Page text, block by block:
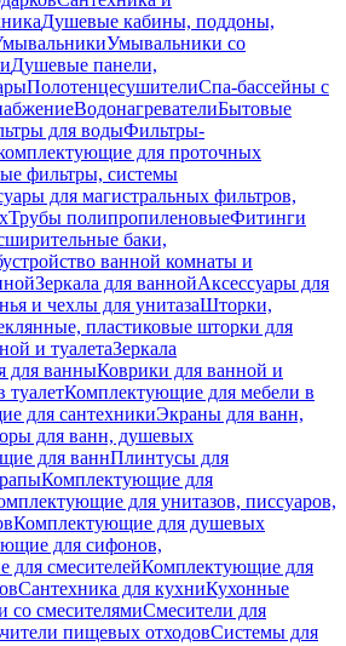
Душевые кабины, поддоны,
Умывальники со
Душевые панели,
ПолотенцесушителиСпа-бассейны с
ВодонагревателиБытовые
для водыФильтры-
для проточных
фильтры, системы
для магистральных фильтров,
Трубы полипропиленовыеФитинги
баки,
ванной комнаты и
Зеркала для ваннойАксессуары для
и чехлы для унитазаШторки,
пластиковые шторки для
и туалетаЗеркала
для ванныКоврики для ванной и
туалетКомплектующие для мебели в
для сантехникиЭкраны для ванн,
для ванн, душевых
для ваннПлинтусы для
Комплектующие для
для унитазов, писсуаров,
Комплектующие для душевых
для сифонов,
смесителейКомплектующие для
Сантехника для кухниКухонные
со смесителямиСмесители для
пищевых отходовСистемы для